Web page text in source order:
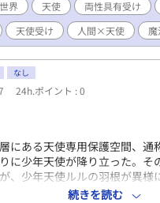
トラブルに巻き込まれる二人
常識はぶっ飛び設定。 エロ
文字入り。 書いてる人はド素
】 18禁タグに分類してます
降から入る予定です。 挿入
）にも🔞絵文字付けてます。
ィウスがベース その他キャ
夫受け、漢前受け、天使受け、
界 天使 両性具有受け
天使受け 人間×天使
なし
24h.ポイント : 0
にある天使専用保護空間、通
に少年天使が降り立った。そ
、少年天使ルルの羽根が異様
の中の少年は恋を知る。
続きを読む